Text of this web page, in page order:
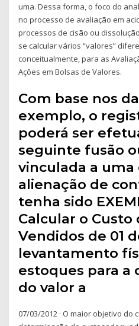
uma. Dessa forma, o foco do
no processo de avaliação em
processos de cisão ou
se calcular vários “valores”
conceitualmente, para as
Ações em Bolsas de Valores.
Com base nos
exemplo, o
poderá ser
seguinte fusão
vinculada a uma
alienação de
tenha sido
Calcular o Custo
Vendidos de 01
levantamento
estoques para a
do valor a
07/03/2012 · O maior objetivo do